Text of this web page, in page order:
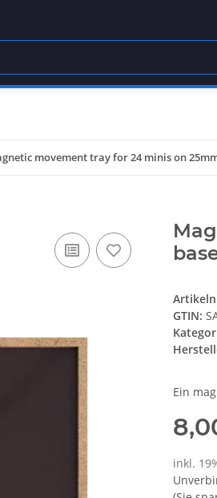
movement tray for 24 minis on
GTIN:
Ein
inkl.